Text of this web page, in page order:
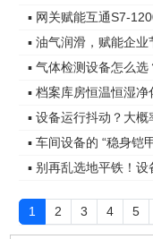
▪ 网关赋能互通S7-
▪ 油气润滑，赋能企
▪ 气体检测设备怎么
▪ 档案库房恒温恒湿
▪ 设备运行抖动？大
▪ 车间设备的 “稳身铠
▪ 别再乱选地平铁！
1 2 3 4 5